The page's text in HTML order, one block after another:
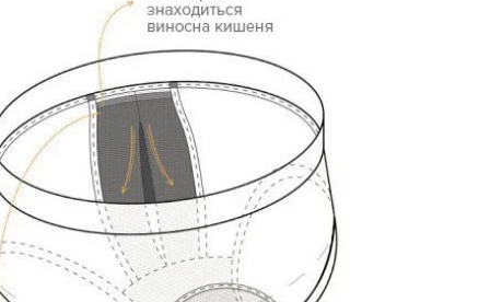
Чоловічі анатомічні боксери
Anatomic Intimate no fly Plus,
Black Series, помаранчевий
0 0
669 грн
535 грн
Ціна для Club: 468 грн